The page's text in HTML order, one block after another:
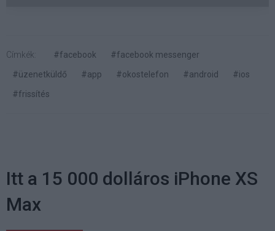
Címkék: #facebook
#facebook messenger
#üzenetküldő
#app #okostelefon #android
#ios
#frissítés
Itt a 15 000 dolláros iPhone XS
Max